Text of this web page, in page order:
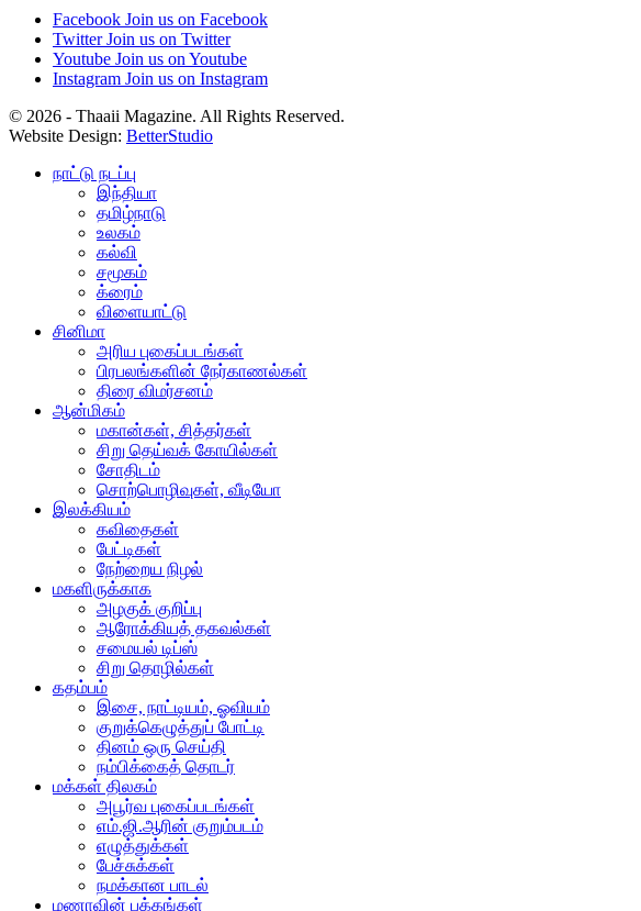
Facebook Join us on Facebook
Twitter Join us on Twitter
Youtube Join us on Youtube
Instagram Join us on Instagram
© 2026 - Thaaii Magazine. All Rights Reserved.
Website Design: BetterStudio
நாட்டு நடப்பு
இந்தியா
தமிழ்நாடு
உலகம்
கல்வி
சமூகம்
க்ரைம்
விளையாட்டு
சினிமா
அரிய புகைப்படங்கள்
பிரபலங்களின் நேர்காணல்கள்
திரை விமர்சனம்
ஆன்மிகம்
மகான்கள், சித்தர்கள்
சிறு தெய்வக் கோயில்கள்
சோதிடம்
சொற்பொழிவுகள், வீடியோ
இலக்கியம்
கவிதைகள்
பேட்டிகள்
நேற்றைய நிழல்
மகளிருக்காக
அழகுக் குறிப்பு
ஆரோக்கியத் தகவல்கள்
சமையல் டிப்ஸ்
சிறு தொழில்கள்
கதம்பம்
இசை, நாட்டியம், ஓவியம்
குறுக்கெழுத்துப் போட்டி
தினம் ஒரு செய்தி
நம்பிக்கைத் தொடர்
மக்கள் திலகம்
அபூர்வ புகைப்படங்கள்
எம்.ஜி.ஆரின் குறும்படம்
எழுத்துக்கள்
பேச்சுக்கள்
நமக்கான பாடல்
மணாவின் பக்கங்கள்